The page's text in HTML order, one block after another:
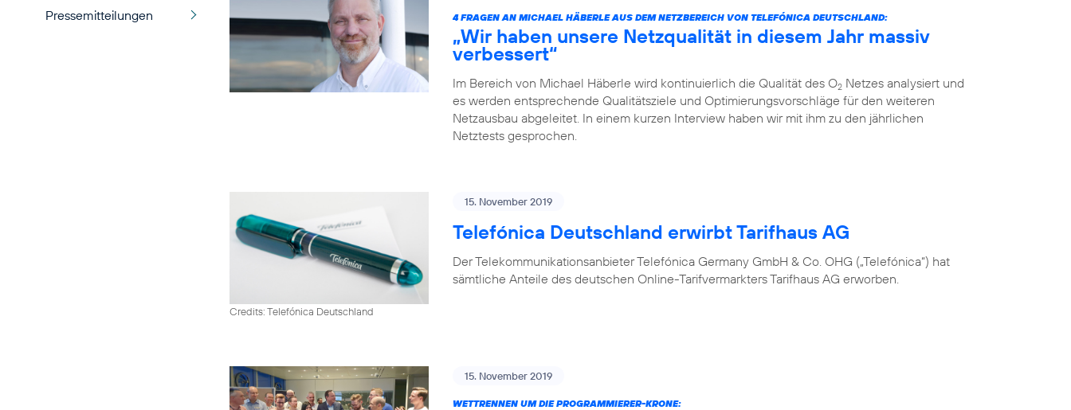
Pressemitteilungen
4 FRAGEN AN MICHAEL HÄBERLE AUS DEM NETZBEREICH VON TELEFÓNICA DEUTSCHLAND:
„Wir haben unsere Netzqualität in diesem Jahr massiv
verbessert“
Im Bereich von Michael Häberle wird kontinuierlich die Qualität des O2 Netzes analysiert und
es werden entsprechende Qualitätsziele und Optimierungsvorschläge für den weiteren
Netzausbau abgeleitet. In einem kurzen Interview haben wir mit ihm zu den jährlichen
Netztests gesprochen.
Credits: Telefónica Deutschland
15. November 2019
Telefónica Deutschland erwirbt Tarifhaus AG
Der Telekommunikationsanbieter Telefónica Germany GmbH & Co. OHG („Telefónica“) hat
sämtliche Anteile des deutschen Online-Tarifvermarkters Tarifhaus AG erworben.
15. November 2019
WETTRENNEN UM DIE PROGRAMMIERER-KRONE: